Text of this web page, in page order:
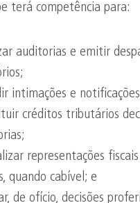
terá competência para:
auditorias e emitir
intimações e
créditos tributários
representações
quando cabível; e
de ofício, decisões